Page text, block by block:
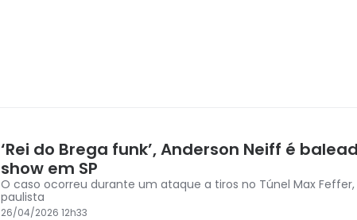
‘Rei do Brega funk’, Anderson Neiff é
show em SP
O caso ocorreu durante um ataque a tiros no Túnel Max
paulista
26/04/2026 12h33